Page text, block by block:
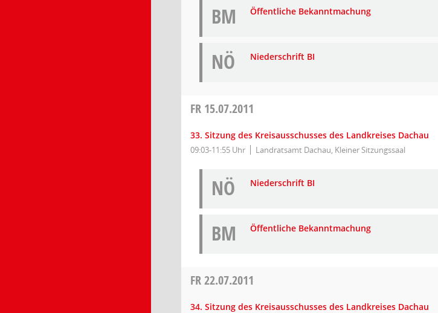
BM Öffentliche Bekanntmachung
NÖ Niederschrift BI
FR 15.07.2011
33. Sitzung des Kreisausschusses des Landkreises Dachau
09:03-11:55 Uhr Landratsamt Dachau, Kleiner Sitzungssaal
NÖ Niederschrift BI
BM Öffentliche Bekanntmachung
FR22.07.2011
34. Sitzung des Kreisausschusses des Landkreises Dachau